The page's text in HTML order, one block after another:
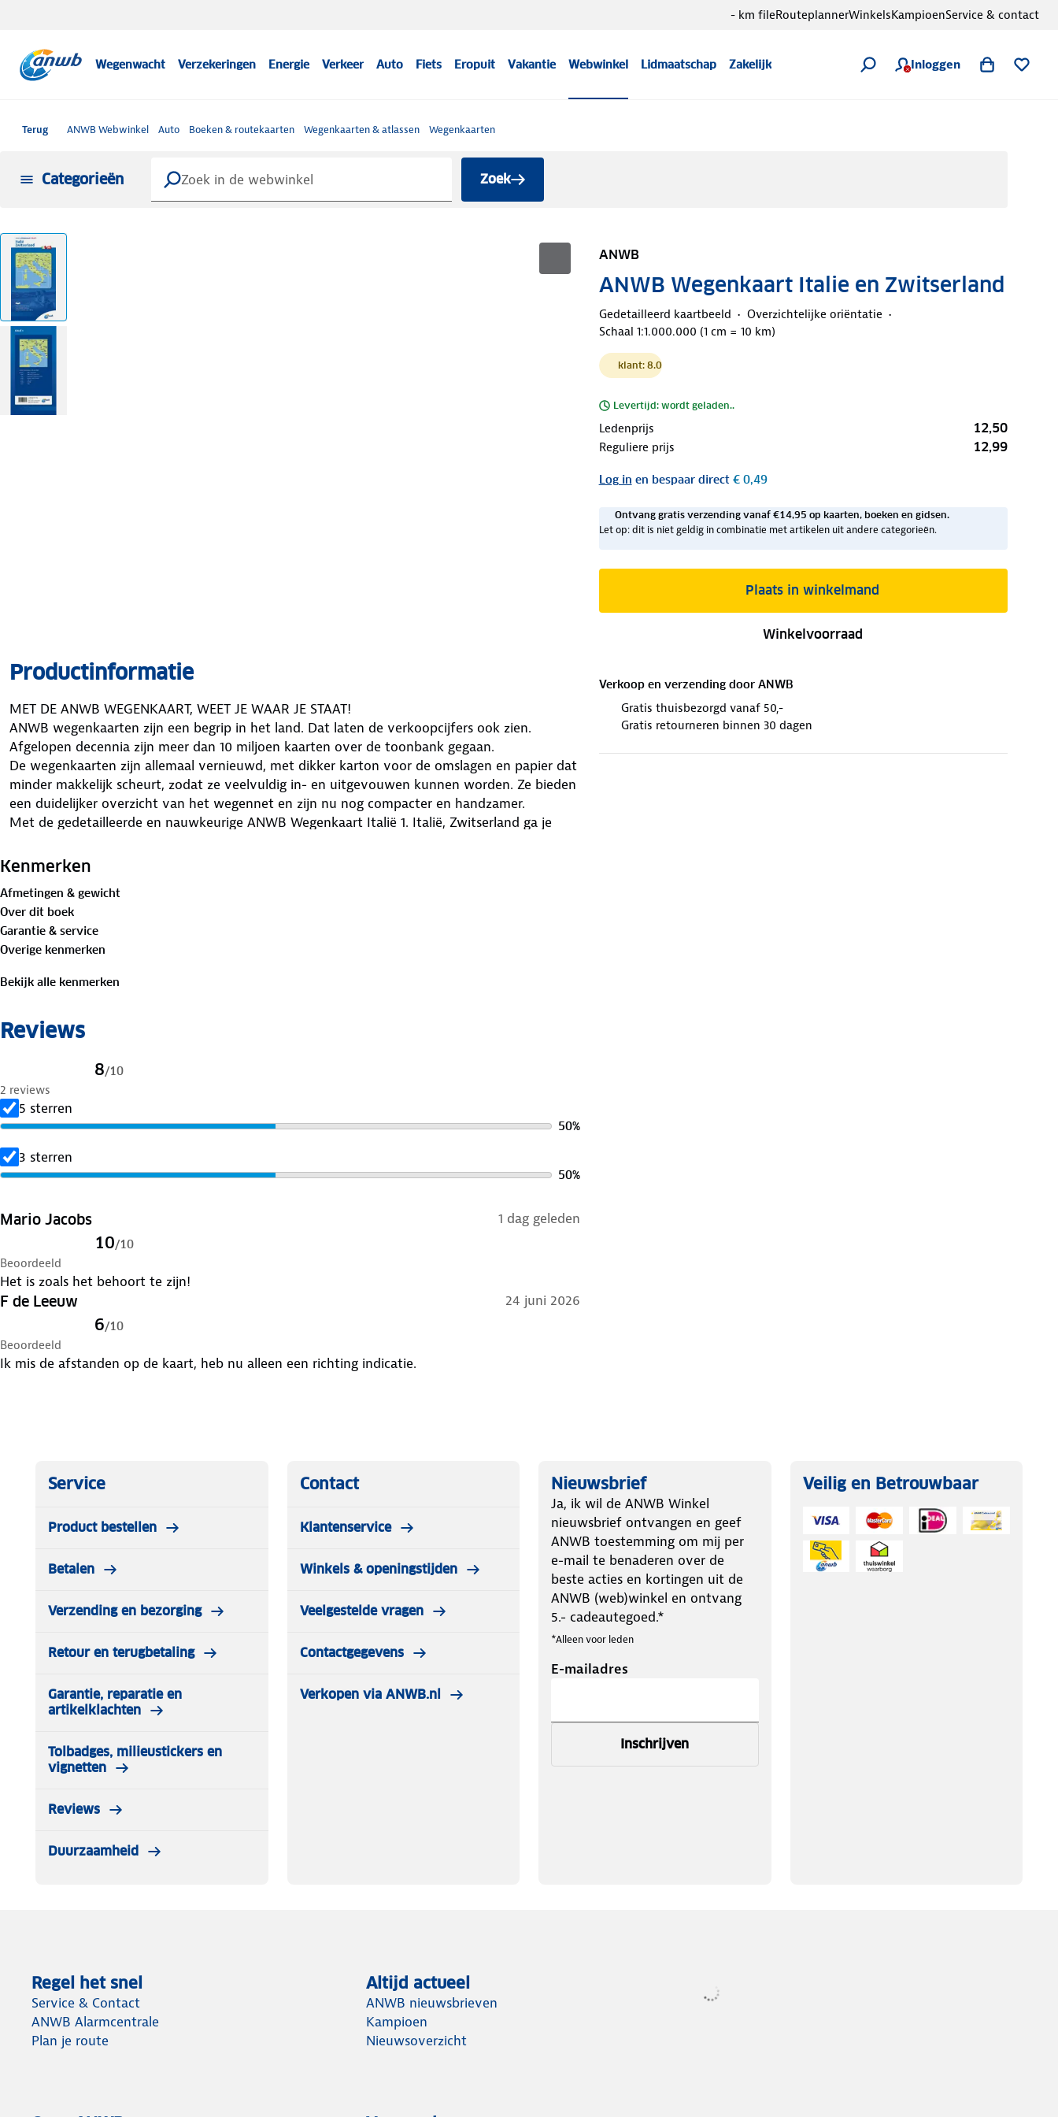
Wegenwacht Verzekeringen Energie Verkeer Auto Fiets Eropuit Vakantie Webwinkel Lidmaatschap Zakelijk Inloggen
- km fileRouteplannerWinkelsKampioenService & contact
Terug ANWB Webwinkel Auto Boeken & routekaarten Wegenkaarten & atlassen Wegenkaarten
Categorieën Zoek
ANWB
ANWB Wegenkaart Italie en Zwitserland
Gedetailleerd kaartbeeld
Overzichtelijke oriëntatie
Schaal 1:1.000.000 (1 cm = 10 km)
klant: 8.0
Levertijd: wordt geladen..
Ledenprijs 12,50
Reguliere prijs 12,99
Log in en bespaar direct€ 0,49
Ontvang gratis verzending vanaf €14,95 op kaarten, boeken en gidsen.
Let op: dit is niet geldig in combinatie met artikelen uit andere categorieën.
Plaats in winkelmand
Winkelvoorraad
Verkoop en verzending door ANWB
Gratis thuisbezorgd vanaf 50,-
Gratis retourneren binnen 30 dagen
Productinformatie
MET DE ANWB WEGENKAART, WEET JE WAAR JE STAAT!
ANWB wegenkaarten zijn een begrip in het land. Dat laten de verkoopcijfers ook zien.
Afgelopen decennia zijn meer dan 10 miljoen kaarten over de toonbank gegaan.
De wegenkaarten zijn allemaal vernieuwd, met dikker karton voor de omslagen en papier dat
minder makkelijk scheurt, zodat ze veelvuldig in- en uitgevouwen kunnen worden. Ze bieden
een duidelijker overzicht van het wegennet en zijn nu nog compacter en handzamer.
Met de gedetailleerde en nauwkeurige ANWB Wegenkaart Italië 1. Italië, Zwitserland ga je
• Gedetailleerd kaartbeeld
• Schaal 1:1.000.000 (1 cm = 10 km)
Kenmerken
Afmetingen & gewicht
Over dit boek
Garantie & service
Overige kenmerken
Bekijk alle kenmerken
Reviews
8/10
2 reviews
5 sterren
50%
3 sterren
50%
Mario Jacobs 1 dag geleden
10/10
Beoordeeld
Het is zoals het behoort te zijn!
F de Leeuw 24 juni 2026
6/10
Beoordeeld
Ik mis de afstanden op de kaart, heb nu alleen een richting indicatie.
Service
Product bestellen
Betalen
Verzending en bezorging
Retour en terugbetaling
Garantie, reparatie en
artikelklachten
Tolbadges, milieustickers en
vignetten
Reviews
Duurzaamheid
Contact
Klantenservice
Winkels & openingstijden
Veelgestelde vragen
Contactgegevens
Verkopen via ANWB.nl
Nieuwsbrief
Ja, ik wil de ANWB Winkel
nieuwsbrief ontvangen en geef
ANWB toestemming om mij per
e-mail te benaderen over de
beste acties en kortingen uit de
ANWB (web)winkel en ontvang
5.- cadeautegoed.*
*Alleen voor leden
E-mailadres
Inschrijven
Veilig en Betrouwbaar
Regel het snel
Service & Contact
ANWB Alarmcentrale
Plan je route
Altijd actueel
ANWB nieuwsbrieven
Kampioen
Nieuwsoverzicht